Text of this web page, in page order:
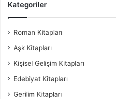
Kategoriler
Roman Kitapları
Aşk Kitapları
Kişisel Gelişim Kitapları
Edebiyat Kitapları
Gerilim Kitapları